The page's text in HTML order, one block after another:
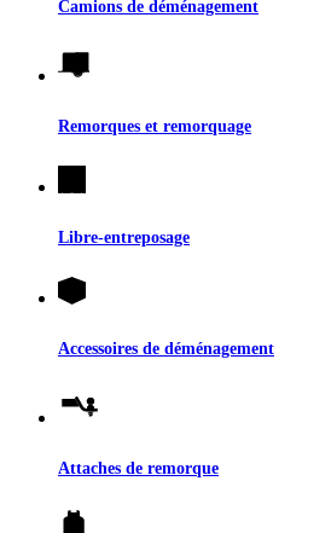
Camions de déménagement
Remorques et remorquage
Libre-entreposage
Accessoires de déménagement
Attaches de remorque